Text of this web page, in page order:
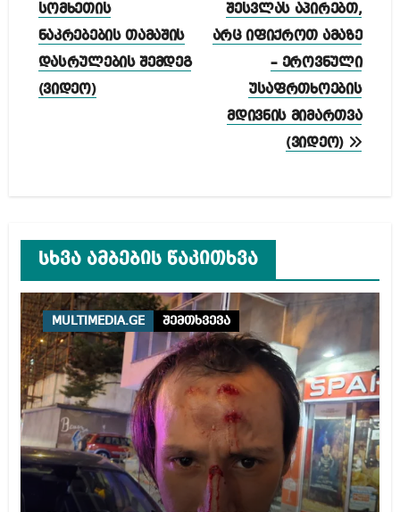
სომხეთის
ნაკრებების თამაშის
დასრულების შემდეგ
(ვიდეო)
შესვლას აპირებთ,
არც იფიქროთ ამაზე
– ეროვნული
უსაფრთხოების
მდივნის მიმართვა
(ვიდეო)
სხვა ამბების წაკითხვა
MULTIMEDIA.GE შემთხვევა